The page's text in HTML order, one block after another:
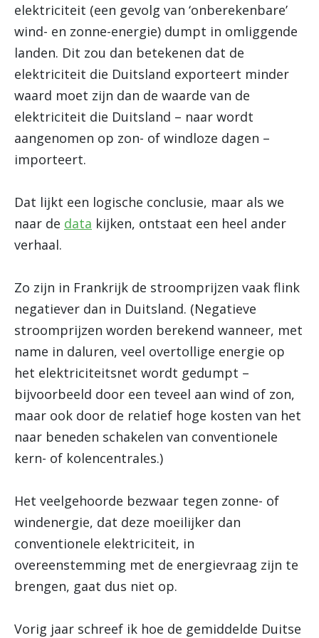
elektriciteit (een gevolg van ‘onberekenbare’
wind- en zonne-energie) dumpt in omliggende
landen. Dit zou dan betekenen dat de
elektriciteit die Duitsland exporteert minder
waard moet zijn dan de waarde van de
elektriciteit die Duitsland – naar wordt
aangenomen op zon- of windloze dagen –
importeert.
Dat lijkt een logische conclusie, maar als we
naar de data kijken, ontstaat een heel ander
verhaal.
Zo zijn in Frankrijk de stroomprijzen vaak flink
negatiever dan in Duitsland. (Negatieve
stroomprijzen worden berekend wanneer, met
name in daluren, veel overtollige energie op
het elektriciteitsnet wordt gedumpt –
bijvoorbeeld door een teveel aan wind of zon,
maar ook door de relatief hoge kosten van het
naar beneden schakelen van conventionele
kern- of kolencentrales.)
Het veelgehoorde bezwaar tegen zonne- of
windenergie, dat deze moeilijker dan
conventionele elektriciteit, in
overeenstemming met de energievraag zijn te
brengen, gaat dus niet op.
Vorig jaar schreef ik hoe de gemiddelde Duitse